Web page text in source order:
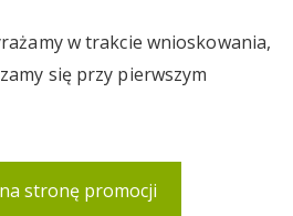
w trakcie wnioskowania,
się przy pierwszym
stronę promocji